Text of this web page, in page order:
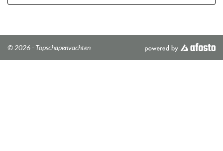
© 2026 - Topschapenvachten